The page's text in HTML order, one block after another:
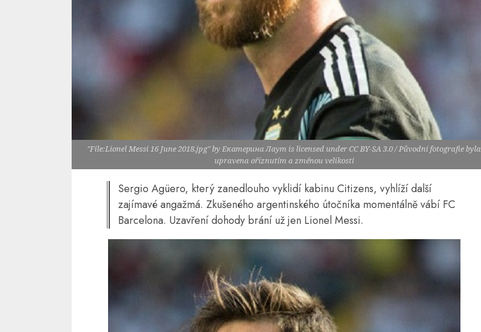
"File:Lionel Messi 16 June 2018.jpg" by Екатерина Лаут is licensed under CC BY-SA 3.0 / Původní fotografie byla
upravena oříznutím a změnou velikosti
Sergio Agüero, který zanedlouho vyklidí kabinu Citizens, vyhlíží další
zajímavé angažmá. Zkušeného argentinského útočníka momentálně vábí FC
Barcelona. Uzavření dohody brání už jen Lionel Messi.